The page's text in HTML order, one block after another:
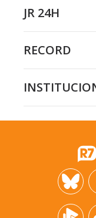
JR 24H
RECORD